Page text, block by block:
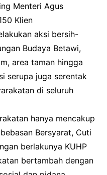
Menteri Agus
Klien
aksi bersih-
Budaya Betawi,
area taman hingga
serupa juga serentak
di seluruh
hanya mencakup
Bersyarat, Cuti
berlakunya KUHP
bertambah dengan